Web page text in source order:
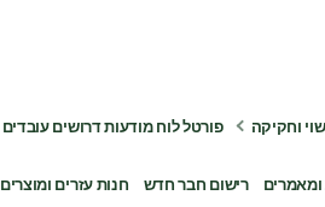
וחקיקה פורטל לוח מודעות דרושים עובדים
ומאמרים רישום חבר חדש חנות עזרים ומוצרים